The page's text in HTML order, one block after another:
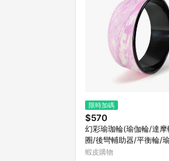
贈點回饋。 10. 部分點
紅包頁面規則為準。
限時加碼
$570
幻彩瑜珈輪(瑜伽輪/達
圈/後彎輔助器/平衡輪/瑜
柔軟度)
蝦皮購物